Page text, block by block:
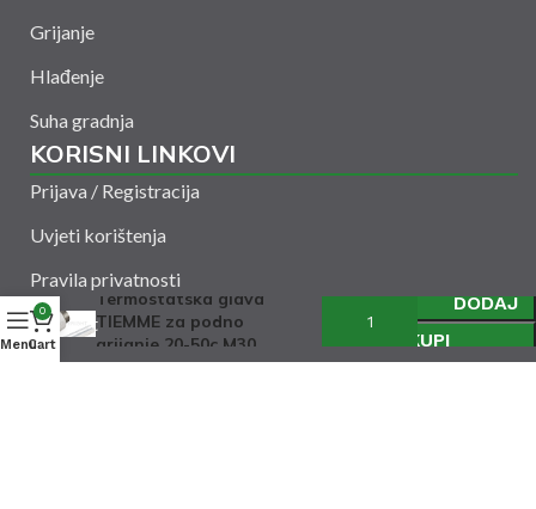
Grijanje
Hlađenje
Suha gradnja
KORISNI LINKOVI
Prijava / Registracija
Uvjeti korištenja
Pravila privatnosti
Kontakt
Termostatska glava
TIEMME za podno
grijanje 20-50c M30
DODAJ
KUPI
Menu
0
Cart